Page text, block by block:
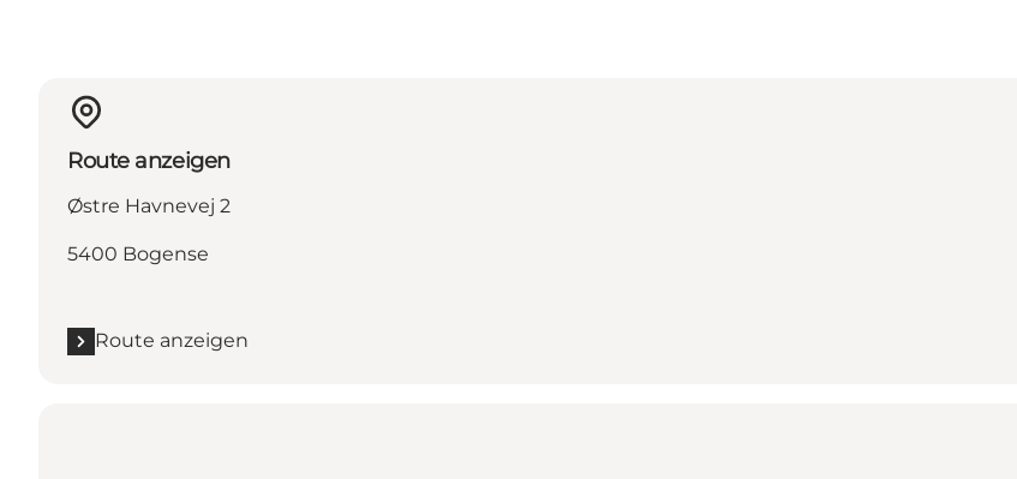
Route anzeigen
Østre Havnevej 2
5400 Bogense
Route anzeigen